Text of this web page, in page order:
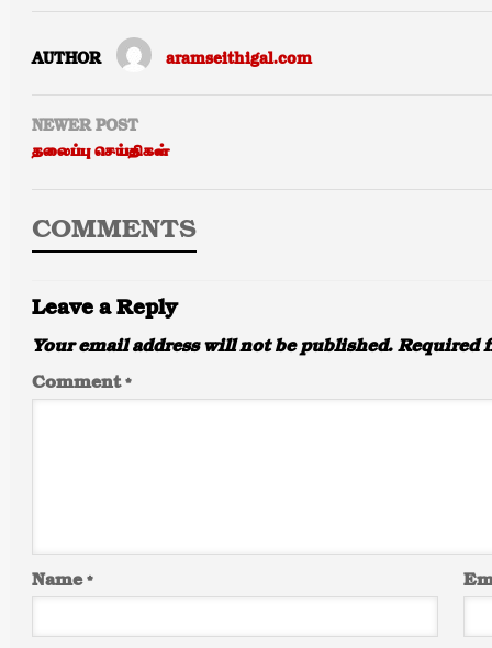
AUTHOR aramseithigal.com
NEWER POST
தலைப்பு செய்திகள்
COMMENTS
Leave a Reply
Your email address will not be published. Required
Comment*
Name*